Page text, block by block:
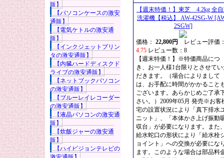
販】
【パソコンケースの激安
通販】
【電気ケトルの激安通
販】
【インクジェットプリン
タの激安通販】
【内臓ハードディスクド
ライブの激安通販】
【ネットブックパソコン
の激安通販】
【ブルーレイレコーダー
の激安通販】
【液晶パソコンの激安通
販】
【炊飯ジャーの激安通
販】
【ハイビジョンテレビの
【週末特価！】東芝 4.2kg 全
洗濯機【税込】 AW-42SG-W
2SGW]
価格： 22,800円
レビュー評価
4.75 レビュー数：8
【週末特価！】※特価商品につ
き、お一人様1台限りとさせて
だきます。（場合によりまして
は、お手配に時間がかかること
ございます。あらかじめご了承
さい。）2009年05月 発売※お客
宅の設置状況により「真下排水
ニット」、「本体かさ上げ振動
収台」が必要になります。また
給水蛇口の形状により「給水栓
ョイント」への交換が必要にな
ます。このような場合は部品料